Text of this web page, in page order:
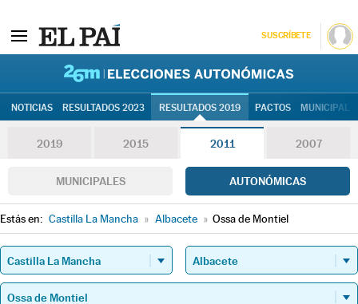
SUSCRÍBETE
NOTICIAS RESULTADOS 2023 RESULTADOS 2019 PACTOS
2019 2015 2011 2007
MUNICIPALES AUTONÓMICAS
Estás en: Castilla La Mancha » Albacete » Ossa de Montiel